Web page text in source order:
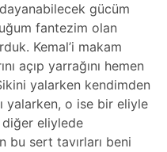
gücüm
fantezim olan
Kemal’i makam
açıp yarrağını hemen
yalarken kendimden
yalarken, o ise bir eliyle
diğer eliylede
bu sert tavırları beni